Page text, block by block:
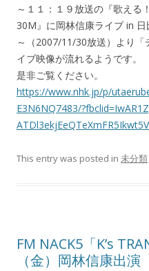
～１１：１９放送の『歌える
30M』に岡林信康ライブ in
～（2007/11/30放送）より「
イブ映像が流れるようです。
是非ご覧ください。
https://www.nhk.jp/p/
E3N6NQ7483/
This entry was posted in 未分類
FM NACK5「K’s
（金）岡林信康出演